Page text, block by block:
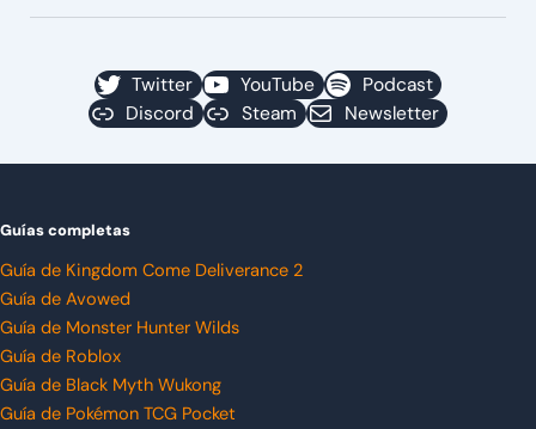
Twitter YouTube
Podcast
Discord
Steam Newsletter
Guías completas
Guía de Kingdom Come Deliverance 2
Guía de Avowed
Guía de Monster Hunter Wilds
Guía de Roblox
Guía de Black Myth Wukong
Guía de Pokémon TCG Pocket